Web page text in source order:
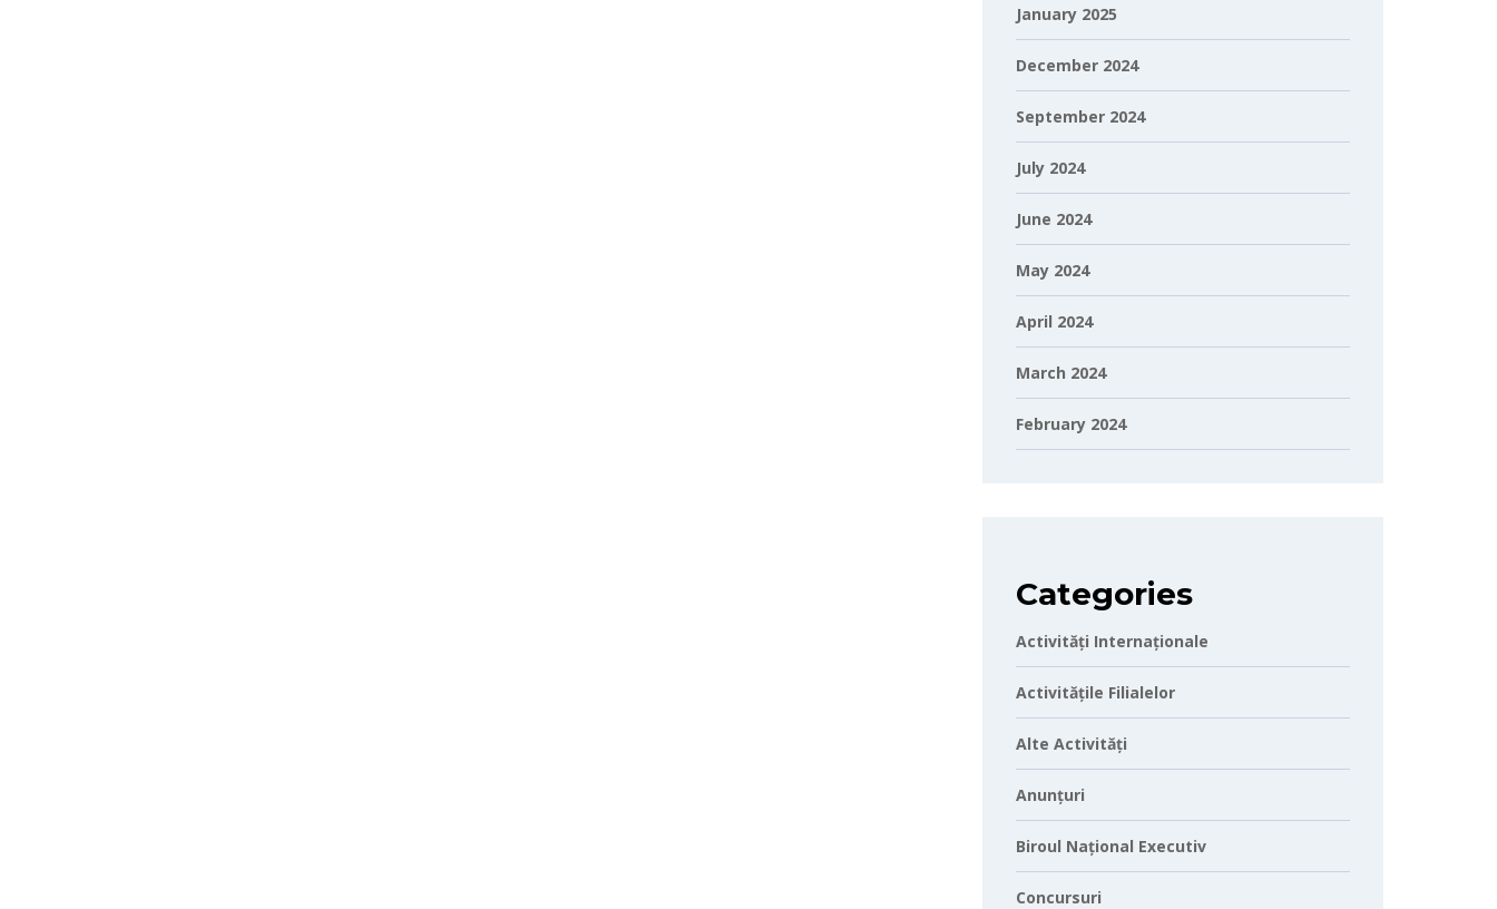
January 2025
December 2024
September 2024
July 2024
June 2024
May 2024
April 2024
March 2024
February 2024
Categories
Activități Internaționale
Activitățile Filialelor
Alte Activități
Anunțuri
Biroul Național Executiv
Concursuri